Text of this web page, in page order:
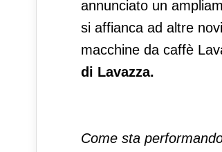
annunciato un
si affianca ad altre
macchine da caffè
di Lavazza.
Come sta